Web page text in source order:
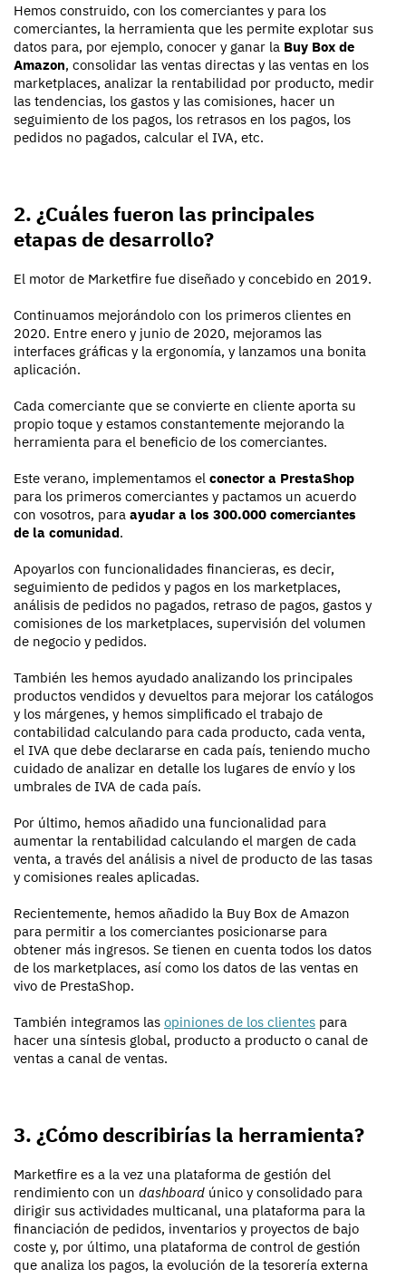
Hemos construido, con los comerciantes y para los
comerciantes, la herramienta que les permite explotar sus
datos para, por ejemplo, conocer y ganar la Buy Box de
Amazon, consolidar las ventas directas y las ventas en los
marketplaces, analizar la rentabilidad por producto, medir
las tendencias, los gastos y las comisiones, hacer un
seguimiento de los pagos, los retrasos en los pagos, los
pedidos no pagados, calcular el IVA, etc.
2. ¿Cuáles fueron las principales
etapas de desarrollo?
El motor de Marketfire fue diseñado y concebido en 2019.
Continuamos mejorándolo con los primeros clientes en
2020. Entre enero y junio de 2020, mejoramos las
interfaces gráficas y la ergonomía, y lanzamos una bonita
aplicación.
Cada comerciante que se convierte en cliente aporta su
propio toque y estamos constantemente mejorando la
herramienta para el beneficio de los comerciantes.
Este verano, implementamos el conector a PrestaShop
para los primeros comerciantes y pactamos un acuerdo
con vosotros, para ayudar a los 300.000 comerciantes
de la comunidad.
Apoyarlos con funcionalidades financieras, es decir,
seguimiento de pedidos y pagos en los marketplaces,
análisis de pedidos no pagados, retraso de pagos, gastos y
comisiones de los marketplaces, supervisión del volumen
de negocio y pedidos.
También les hemos ayudado analizando los principales
productos vendidos y devueltos para mejorar los catálogos
y los márgenes, y hemos simplificado el trabajo de
contabilidad calculando para cada producto, cada venta,
el IVA que debe declararse en cada país, teniendo mucho
cuidado de analizar en detalle los lugares de envío y los
umbrales de IVA de cada país.
Por último, hemos añadido una funcionalidad para
aumentar la rentabilidad calculando el margen de cada
venta, a través del análisis a nivel de producto de las tasas
y comisiones reales aplicadas.
Recientemente, hemos añadido la Buy Box de Amazon
para permitir a los comerciantes posicionarse para
obtener más ingresos. Se tienen en cuenta todos los datos
de los marketplaces, así como los datos de las ventas en
vivo de PrestaShop.
También integramos las opiniones de los clientes para
hacer una síntesis global, producto a producto o canal de
ventas a canal de ventas.
3. ¿Cómo describirías la herramienta?
Marketfire es a la vez una plataforma de gestión del
rendimiento con un dashboard único y consolidado para
dirigir sus actividades multicanal, una plataforma para la
financiación de pedidos, inventarios y proyectos de bajo
coste y, por último, una plataforma de control de gestión
que analiza los pagos, la evolución de la tesorería externa